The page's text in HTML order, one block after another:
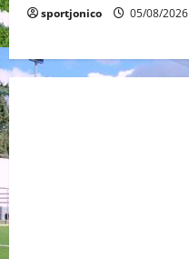
sportjonico 05/08/2026